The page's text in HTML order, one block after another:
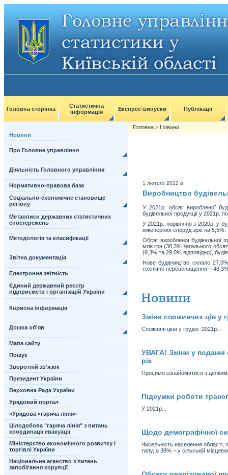
Головна сторінка
Статистична
інформація
Експрес-випуски Публікації
Новини
Про Головне управління
Діяльність Головного управління
Нормативно-правова база
Соціально-економічне становище
регіону
Метаописи державних статистичних
спостережень
Методологія та класифікації
Звітна документація
Електронна звітність
Єдиний державний реєстр
підприємств і організацій України
Корисна інформація
Дошка об'яв
Мапа сайту
Пошук
Зворотній зв'язок
Президент України
Верховна Рада України
Урядовий портал
«Урядова «гаряча лінія»
Цілодобова "гаряча лінія" з питань
координації евакуації
Міністерство економічного розвитку і
торгівлі України
Національне агенство з питань
запобігання корупції
Головна > Новини
1 лютого 2022 р.
Виробництво
У 2021р. обсяг виробленої
будівельної продукції у 2021р.
У 2021р. порівняно з 2020р. у
інженерних споруд зріс на 5,5%.
Обсяг виробленої будівельної
млн.грн (38,3% загального
(9,3% та 29,0% відповідно),
Нове будівництво склало
технічне переоснащення –
Зміни споживчих цін у
Споживчі ціни у грудні 2021р...
УВАГА! Зміни у
рік
Просимо ознайомитися з
Підсумки роботи
У 2021р...
Щодо демографічної
Чисельність населення
типу, а 38% – у сільській